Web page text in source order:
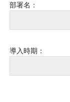
部署名：
導入時期：